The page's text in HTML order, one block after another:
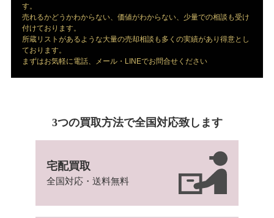
す。
売れるかどうかわからない、価値がわからない、少量での相談も受け
付けております。
所蔵リストがあるような大量の売却相談も多くの実績があり得意とし
ております。
まずはお気軽に電話、メール・LINEでお問合せください
3つの買取方法で全国対応致します
宅配買取
全国対応・送料無料